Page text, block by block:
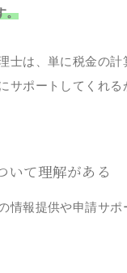
。
士は、単に税金の計
サポートしてくれる
いて理解がある
情報提供や申請サ